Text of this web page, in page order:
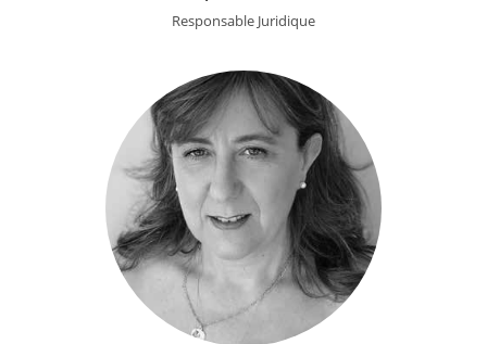
Responsable Juridique